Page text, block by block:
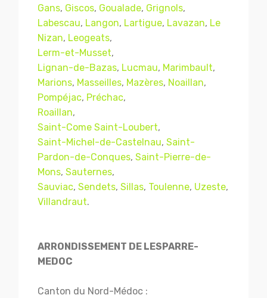
Gans, Giscos, Goualade, Grignols,
Labescau, Langon, Lartigue, Lavazan, Le
Nizan, Leogeats,
Lerm-et-Musset,
Lignan-de-Bazas, Lucmau, Marimbault,
Marions, Masseilles, Mazères, Noaillan,
Pompéjac, Préchac,
Roaillan,
Saint-Come Saint-Loubert,
Saint-Michel-de-Castelnau, Saint-
Pardon-de-Conques, Saint-Pierre-de-
Mons, Sauternes,
Sauviac, Sendets, Sillas, Toulenne, Uzeste,
Villandraut.
ARRONDISSEMENT DE LESPARRE-
MEDOC
Canton du Nord-Médoc :